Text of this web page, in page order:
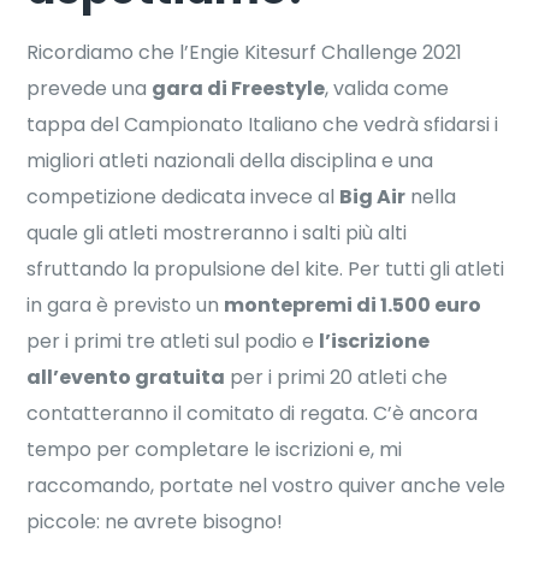
Ricordiamo che l’Engie Kitesurf Challenge 2021
prevede una gara di Freestyle, valida come
tappa del Campionato Italiano che vedrà sfidarsi i
migliori atleti nazionali della disciplina e una
competizione dedicata invece al Big Air nella
quale gli atleti mostreranno i salti più alti
sfruttando la propulsione del kite. Per tutti gli atleti
in gara è previsto un montepremi di 1.500 euro
per i primi tre atleti sul podio e l’iscrizione
all’evento gratuita per i primi 20 atleti che
contatteranno il comitato di regata. C’è ancora
tempo per completare le iscrizioni e, mi
raccomando, portate nel vostro quiver anche vele
piccole: ne avrete bisogno!